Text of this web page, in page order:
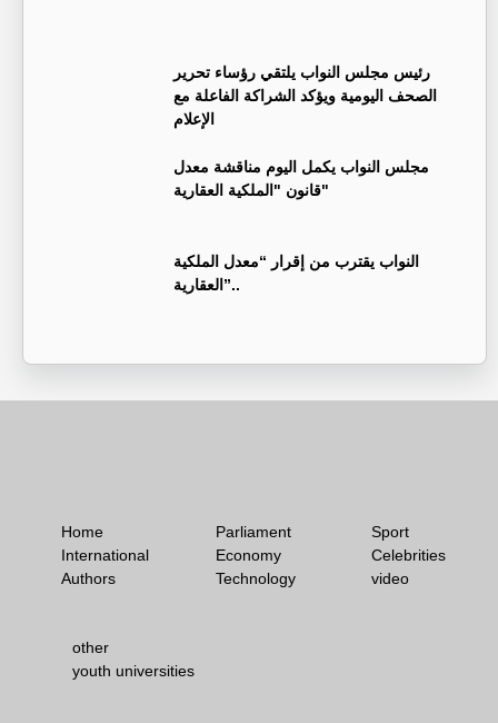
رئيس مجلس النواب يلتقي رؤساء تحرير
الصحف اليومية ويؤكد الشراكة الفاعلة مع
الإعلام
مجلس النواب يكمل اليوم مناقشة معدل
قانون "الملكية العقارية"
النواب يقترب من إقرار “معدل الملكية
العقارية”..
Home
International
Authors
Parliament
Economy
Technology
Sport
Celebrities
video
other
youth universities